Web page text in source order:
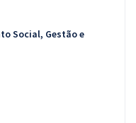
Social, Gestão e